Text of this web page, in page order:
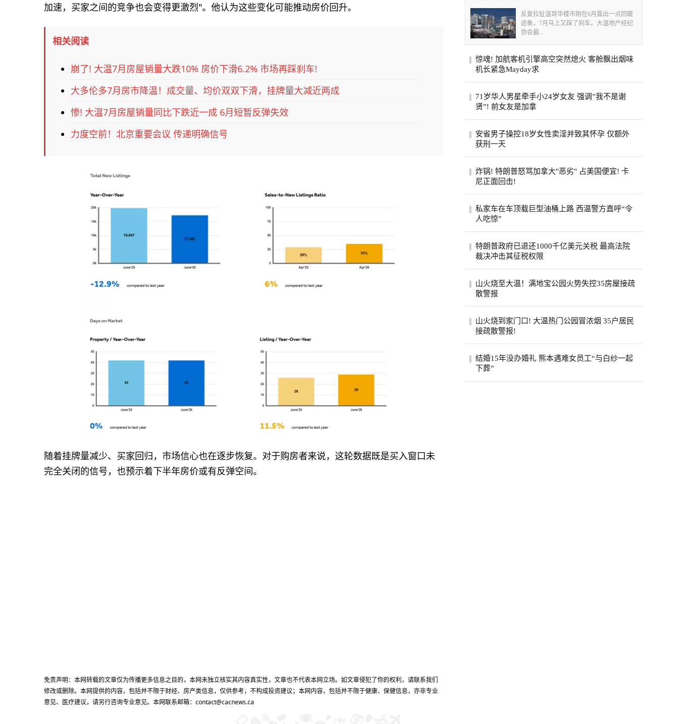
加速，买家之间的竞争也会变得更激烈"。他认为这些变化可能推动房价回升。
相关阅读
崩了! 大温7月房屋销量大跌10% 房价下滑6.2% 市场再踩刹车!
大多伦多7月房市降温！成交量、均价双双下滑，挂牌量大减近两成
惨! 大温7月房屋销量同比下跌近一成 6月短暂反弹失效
力度空前！北京重要会议 传递明确信号
随着挂牌量减少、买家回归，市场信心也在逐步恢复。对于购房者来说，这轮数据既是买入窗口未
完全关闭的信号，也预示着下半年房价或有反弹空间。
免责声明：本网转载的文章仅为传播更多信息之目的，本网未独立核实其内容真实性，文章也不代表本网立场。如文章侵犯了你的权利，请联系我们
修改或删除。本网提供的内容，包括并不限于财经、房产类信息，仅供参考，不构成投资建议；本网内容，包括并不限于健康、保健信息，亦非专业
意见、医疗建议，请另行咨询专业意见。本网联系邮箱：contact@cacnews.ca
反复拉扯温哥华楼市刚在6月露出一点回暖
迹象，7月马上又踩了刹车。大温地产经纪
协会最...
惊魂! 加航客机引擎高空突然熄火 客舱飘出烟味
机长紧急Mayday求
就要抵达目的地，机舱里却突然冒出烟味，
一号...
71岁华人男星牵手小24岁女友 强调”我不是谢
贤”! 前女友是加拿
顺手官宣了女友。女友陈苡㛤（童芯），比
安省男子操控18岁女性卖淫并致其怀孕 仅额外
获刑一天
卖淫并致其怀孕，被判处已羁押时间之外仅
炸锅! 特朗普怒骂加拿大"恶劣" 占美国便宜! 卡
尼正面回击!
将继续捍卫本国利益，同一天加美贸易官员
私家车在车顶载巨型油桶上路 西温警方直呼“令
人吃惊”
期间进行的一次罕见的交通拦截。西温警局
在社...
特朗普政府已退还1000千亿美元关税 最高法院
裁决冲击其征税权限
据国际紧急经济权力法所征税款的六成。最
山火烧至大温！满地宝公园火势失控35房屋接疏
散警报
发生山火，当局下午稍晚更新消息，称已有
山火烧到家门口! 大温热门公园冒浓烟 35户居民
接疏散警报!
火，安莫尔村35处房产接疏散警报。高压电
结婚15年没办婚礼 熊本遇难女员工“与白纱一起
下葬”